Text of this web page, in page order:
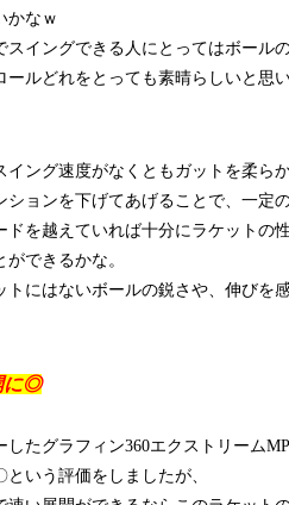
かなｗ
スイングできる人にとってはボール
ールどれをとっても素晴らしいと思
イング速度がなくともガットを柔ら
ションを下げてあげることで、一定
ドを越えていれば十分にラケットの
ができるかな。
トにはないボールの鋭さや、伸びを
に◎
したグラフィン360エクストリーム
という評価をしましたが、